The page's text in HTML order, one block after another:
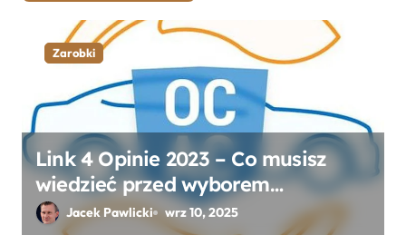
Zarobki
Link 4 Opinie 2023 – Co musisz
wiedzieć przed wyborem
ubezpieczenia OC i AC?
Jacek Pawlicki wrz 10, 2025